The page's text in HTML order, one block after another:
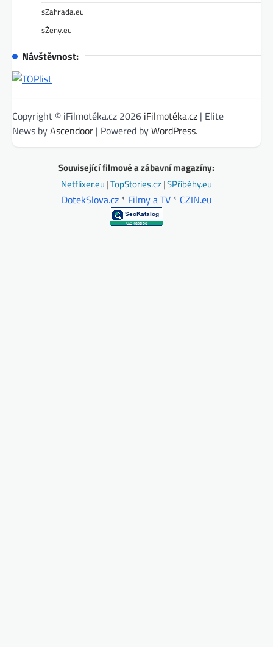
sZahrada.eu
sŽeny.eu
Návštěvnost:
Copyright © iFilmotéka.cz 2026 iFilmotéka.cz | Elite
News byAscendoor | Powered byWordPress.
Související filmové a zábavní magazíny:
Netflixer.eu |TopStories.cz|SPříběhy.eu
DotekSlova.cz* Filmy a TV* CZIN.eu